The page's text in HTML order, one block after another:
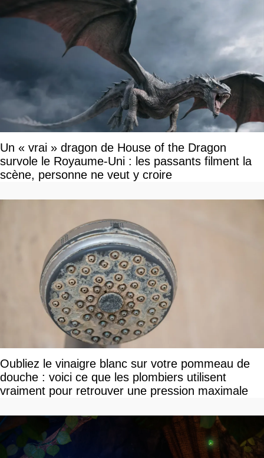
Un « vrai » dragon de House of the Dragon
survole le Royaume-Uni : les passants filment la
scène, personne ne veut y croire
Oubliez le vinaigre blanc sur votre pommeau de
douche : voici ce que les plombiers utilisent
vraiment pour retrouver une pression maximale